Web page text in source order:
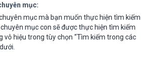
mục:
mục mà bạn muốn thực hiện tìm kiếm
mục con sẽ được thực hiện tìm kiếm
vô hiệu trong tùy chọn “Tìm kiếm trong các